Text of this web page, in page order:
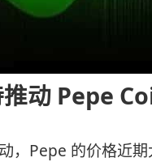
动 Pepe
，Pepe 的价格近